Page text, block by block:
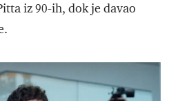
iz 90-ih, dok je davao